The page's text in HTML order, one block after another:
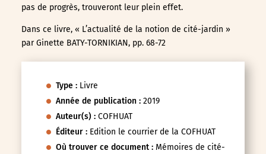
pas de progrès, trouveront leur plein effet.
Dans ce livre, « L’actualité de la notion de cité-jardin »
par Ginette BATY-TORNIKIAN, pp. 68-72
Type : Livre
Année de publication : 2019
Auteur(s) : COFHUAT
Éditeur : Edition le courrier de la COFHUAT
Où trouver ce document : Mémoires de cité-